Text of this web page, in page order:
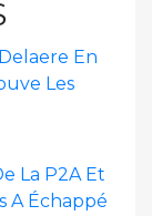
En
Les
La P2A Et
A Échappé